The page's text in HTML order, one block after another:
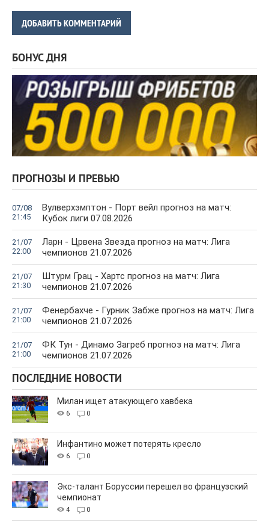
ДОБАВИТЬ КОММЕНТАРИЙ
БОНУС ДНЯ
ПРОГНОЗЫ И ПРЕВЬЮ
07/08
21:45
Вулверхэмптон - Порт вейл прогноз на матч:
Кубок лиги 07.08.2026
21/07
22:00
Ларн - Црвена Звезда прогноз на матч: Лига
чемпионов 21.07.2026
21/07
21:30
Штурм Грац - Хартс прогноз на матч: Лига
чемпионов 21.07.2026
21/07
21:00
Фенербахче - Гурник Забже прогноз на матч: Лига
чемпионов 21.07.2026
21/07
21:00
ФК Тун - Динамо Загреб прогноз на матч: Лига
чемпионов 21.07.2026
ПОСЛЕДНИЕ НОВОСТИ
Милан ищет атакующего хавбека
6 0
Инфантино может потерять кресло
6 0
Экс-талант Боруссии перешел во французский
чемпионат
4 0